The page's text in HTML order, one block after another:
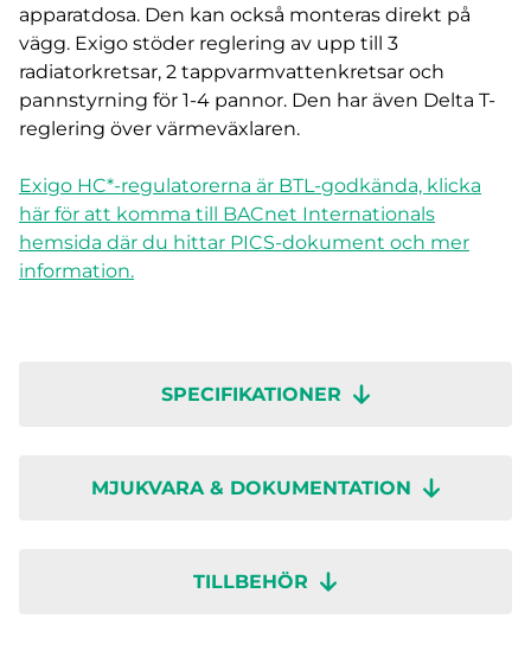
apparatdosa. Den kan också monteras direkt på
vägg. Exigo stöder reglering av upp till 3
radiatorkretsar, 2 tappvarmvattenkretsar och
pannstyrning för 1-4 pannor. Den har även Delta T-
reglering över värmeväxlaren.
Exigo HC*-regulatorerna är BTL-godkända, klicka
här för att komma till BACnet Internationals
hemsida där du hittar PICS-dokument och mer
information.
SPECIFIKATIONER
MJUKVARA & DOKUMENTATION
TILLBEHÖR